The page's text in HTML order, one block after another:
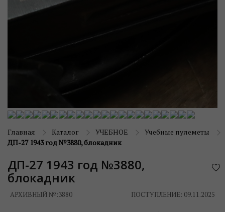
Главная Каталог УЧЕБНОЕ
Учебные пулеметы
ДП-27 1943 год №3880, блокадник
ДП-27 1943 год №3880,
блокадник
АРХИВНЫЙ №:3880 ПОСТУПЛЕНИЕ: 09.11.2025